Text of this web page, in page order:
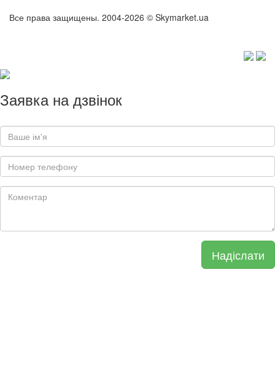
Все права защищены. 2004-2026 © Skymarket.ua
Заявка на дзвінок
Надіслати